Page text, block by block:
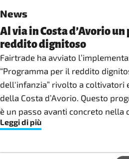
News
Al via in Costa d’Avorio
reddito dignitoso
Fairtrade ha avviato
“Programma per il reddito
dell'infanzia” rivolto a coltivatori
della Costa d’Avorio. Questo
è un passo avanti concreto nella
retailer olandese Action.
Leggi di più